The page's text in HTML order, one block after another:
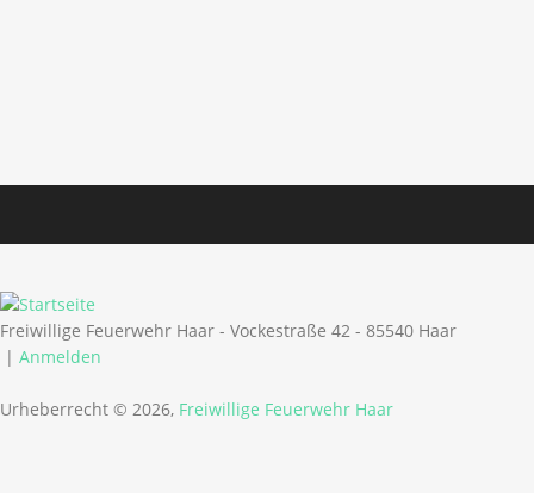
Freiwillige Feuerwehr Haar - Vockestraße 42 - 85540 Haar
| Anmelden
Urheberrecht © 2026, Freiwillige Feuerwehr Haar